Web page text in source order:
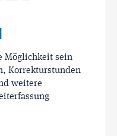
Möglichkeit sein
Korrekturstunden
weitere